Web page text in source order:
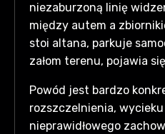
niezaburzoną linię
między autem a
stoi altana, parkuje
załom terenu, pojawia
Powód jest bardzo
rozszczelnienia,
nieprawidłowego